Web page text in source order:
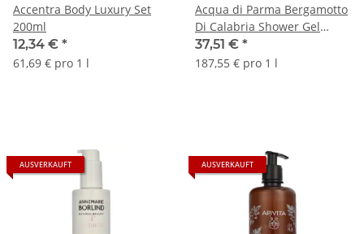
Accentra Body Luxury Set
200ml
12,34 € *
61,69 € pro 1 l
Acqua di Parma Bergamotto
Di Calabria Shower Gel
200ml
37,51 € *
187,55 € pro 1 l
AUSVERKAUFT AUSVERKAUFT